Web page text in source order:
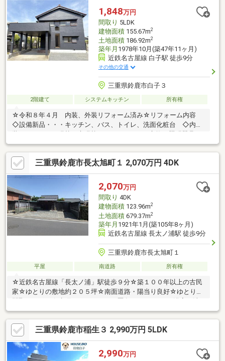
1,848万円
間取り 5LDK
建物面積155.67m2
土地面積186.92m2
築年月 1978年10月(築47年11ヶ月)
近鉄名古屋線 白子駅 徒歩9分
その他の交通
三重県鈴鹿市白子３
2階建て システムキッチン 所有権
☆令和８年４月 内装、外装リフォーム済み☆リフォーム内容
◇設備新品・・・キッチン、バス、トイレ、洗面化粧台 ◇内
（LDK）、 カラーモニター付きドアホン、エア
コン（LDK)、ハウスクリーニング ◇外装・・・外壁塗装
三重県鈴鹿市長太旭町１ 2,070万円 4DK
2,070万円
間取り 4DK
建物面積123.96m2
土地面積679.37m2
築年月 1921年1月(築105年8ヶ月)
近鉄名古屋線 長太ノ浦駅 徒歩9分
三重県鈴鹿市長太旭町１
平屋 南道路 所有権
☆近鉄名古屋線「長太ノ浦」駅徒歩９分☆築１００年以上の古民
家☆ゆとりの敷地約２０５坪☆南面道路・陽当り良好☆ゆとりの
面台・トイレ等☆収納豊富☆屋根裏収納・屋根裏部屋有☆長太小
学校・大木中学校
三重県鈴鹿市稲生３ 2,990万円 5LDK
2,990万円